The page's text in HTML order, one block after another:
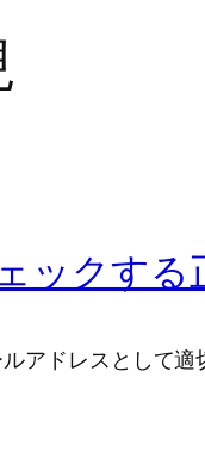
ックする
アドレスとして